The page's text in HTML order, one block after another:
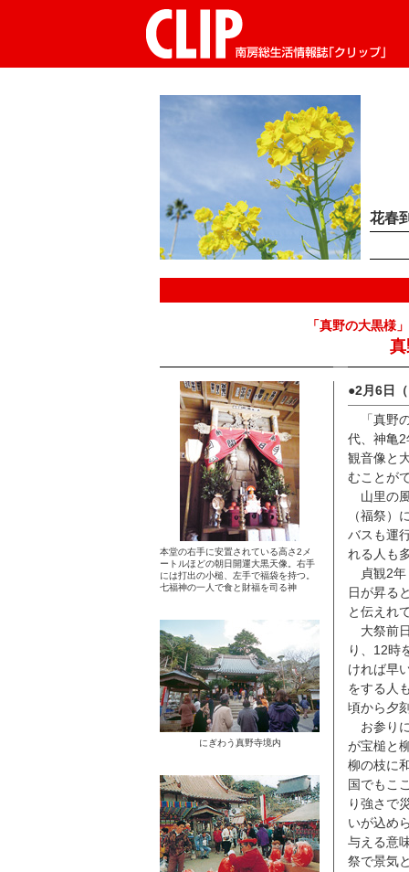
CLIP南房総生活情報誌「クリップ」
花春
「真野の大黒様
本堂の右手に安置されている高さ2メ
ートルほどの朝日開運大黒天像。右手
には打出の小槌、左手で福袋を持つ。
七福神の一人で食と財福を司る神
にぎわう真野寺境内
●2月6日
「真野
代、神亀
観音像と
むことが
山里の
（福祭）
バスも運
れる人も
貞観2年
日が昇る
と伝えれ
大祭前
り、12時
ければ早
をする人
頃から夕
お参り
が宝槌と
柳の枝に
国でもこ
り強さで
いが込め
与える意
祭で景気